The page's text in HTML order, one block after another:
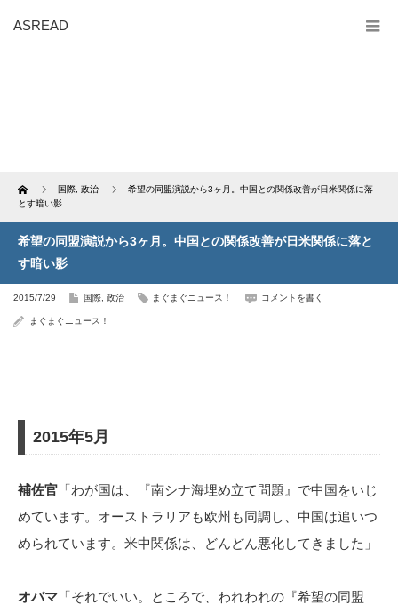
ASREAD
Home 国際 政治
希望の同盟演説から3ヶ月。中国との関係改善が日米関係に落
とす暗い影
希望の同盟演説から3ヶ月。中国との関係改善が日米関係に落と
す暗い影
2015/7/29 国際 政治 まぐまぐニュース！ コメントを書く
まぐまぐニュース！
2015年5月
補佐官 「わが国は、『南シナ海埋め立て問題』で中国をいじ
めています。オーストラリアも欧州も同調し、中国は追いつ
められています。米中関係は、どんどん悪化してきました」
オバマ 「それでいい。ところで、われわれの『希望の同盟